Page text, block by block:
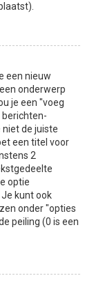
een nieuw
onderwerp
je een "voeg
niet de juiste
een titel voor
2
optie
kunt ook
onder "opties
peiling (0 is een